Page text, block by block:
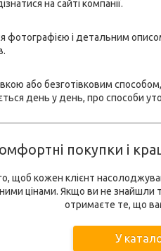
на сайті компанії.
фотографією і детальним
або безготівковим
день у день, про способи
покупки і
щоб кожен клієнт
цінами. Якщо ви не
отримаєте те, що
У